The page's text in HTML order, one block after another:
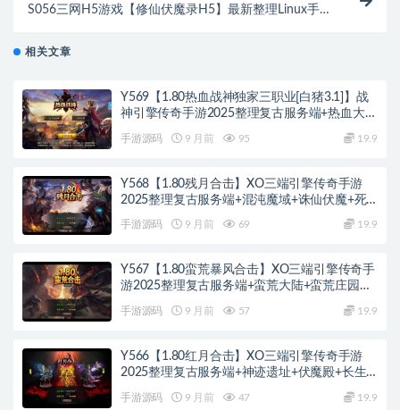
S056三网H5游戏【修仙伏魔录H5】最新整理Linux手
相关文章
Y569【1.80热血战神独家三职业[白猪3.1]】战
神引擎传奇手游2025整理复古服务端+热血大陆
手游源码 9 月前 95 19.9
Y568【1.80残月合击】XO三端引擎传奇手游
2025整理复古服务端+混沌魔域+诛仙伏魔+死
亡空间
手游源码 9 月前 69 19.9
Y567【1.80蛮荒暴风合击】XO三端引擎传奇手
游2025整理复古服务端+蛮荒大陆+蛮荒庄园
手游源码 9 月前 57 19.9
Y566【1.80红月合击】XO三端引擎传奇手游
2025整理复古服务端+神迹遗址+伏魔殿+长生
手游源码 9 月前 47 19.9